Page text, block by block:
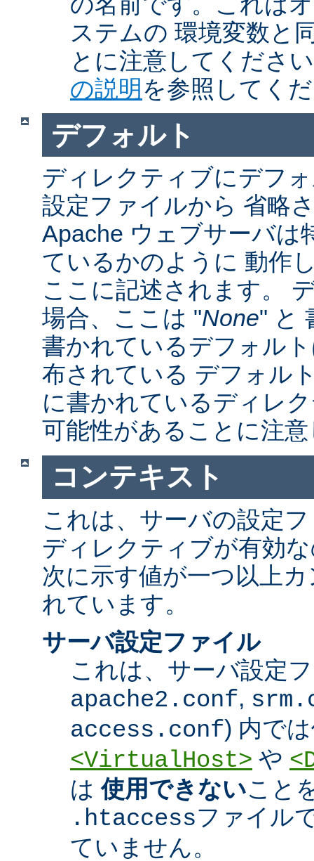
ステムの 環境変数と
とに注意してくださ
の説明 を参照してく
デフォルト
ディレクティブにデフ
設定ファイルから 省略
Apache ウェブサーバは
ているかのように 動作
ここに記述されます。
場合、ここは "None" と
書かれているデフォル
布されている デフォル
に書かれているディレ
可能性があることに注
コンテキスト
これは、サーバの設定
ディレクティブが有効
次に示す値が一つ以上
れています。
サーバ設定ファイル
これは、サーバ設定
apache2.conf,
access.conf) 内で
<VirtualHost> や
は使用できないこと
.htaccessファイル
ていません。